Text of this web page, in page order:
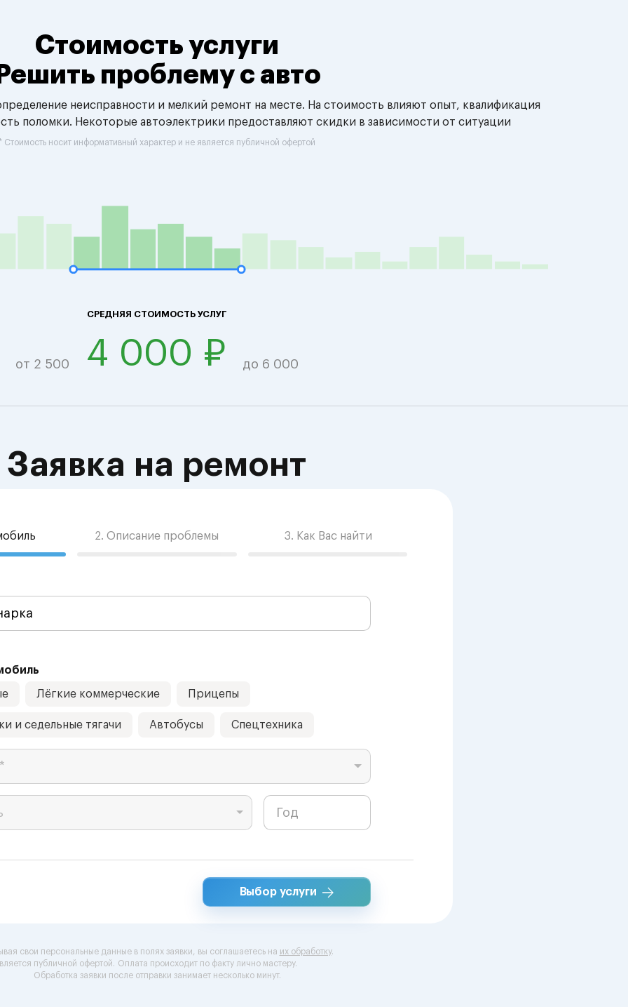
Стоимость услуги
Решить проблему с авто
неисправности и мелкий ремонт на месте. На стоимость влияют опыт, квалификация
поломки. Некоторые автоэлектрики предоставляют скидки в зависимости от ситуации
Стоимость носит информативный характер и не является публичной офертой
СРЕДНЯЯ СТОИМОСТЬ УСЛУГ
от 2 500 4 000 ₽ до 6 000
Заявка на ремонт
2. Описание проблемы 3. Как Вас найти
Лёгкие коммерческие Прицепы
и седельные тягачи Автобусы Спецтехника
Выбор услуги
свои персональные данные в полях заявки, вы соглашаетесь на их обработку.
публичной офертой. Оплата происходит по факту лично мастеру.
Обработка заявки после отправки занимает несколько минут.